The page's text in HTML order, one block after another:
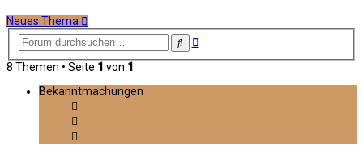
Neues Thema
SucheErweiterte
8 Themen • Seite 1 von 1
Bekanntmachungen